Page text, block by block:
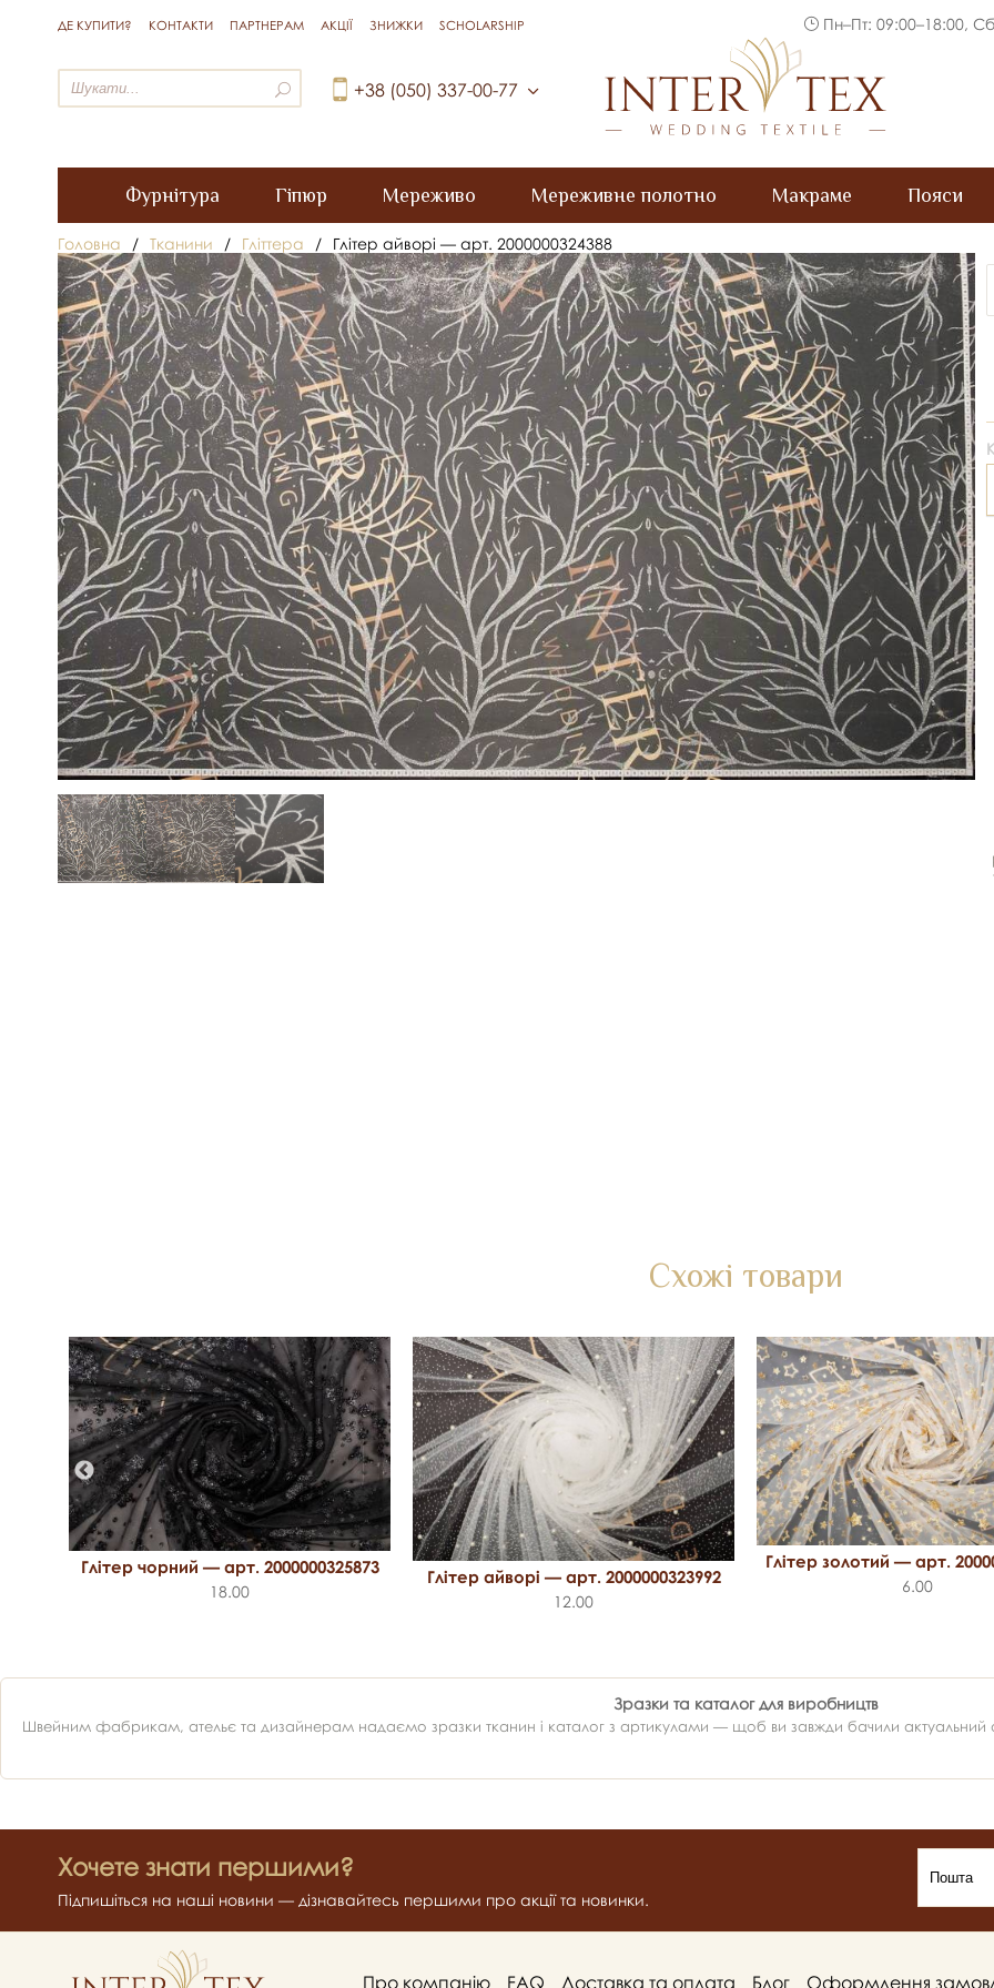
ДЕ КУПИТИ? КОНТАКТИ ПАРТНЕРАМ АКЦІЇ ЗНИЖКИ SCHOLARSHIP Пн–Пт: 09:00–18:00,
+38 (050) 337-00-77
Фурнітура Гіпюр Мереживо Мереживне полотно Макраме Пояси
Головна / Тканини / Гліттера / Глітер айворі — арт. 2000000324388
Схожі товари
Глітер чорний — арт. 2000000325873
18.00
Глітер айворі — арт. 2000000323992
12.00
Глітер золотий — арт.
6.00
Зразки та каталог для виробництв
Швейним фабрикам, ательє та дизайнерам надаємо зразки тканин і каталог з артикулами — щоб ви завжди бачили актуальний
Хочете знати першими?
Підпишіться на наші новини — дізнавайтесь першими про акції та новинки.
Про компанію FAQ Доставка та оплата Блог Оформлення